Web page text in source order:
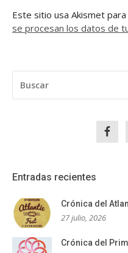
Este sitio usa Akismet
se procesan los datos de
Entradas recientes
Crónica del
27 julio, 2026
Crónica del